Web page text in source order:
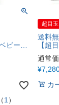
ル和柄 キャサリンコテージ TAK
（1）
超目玉
送料
【超目玉メガセール】チュールフリ
通常
¥
カ